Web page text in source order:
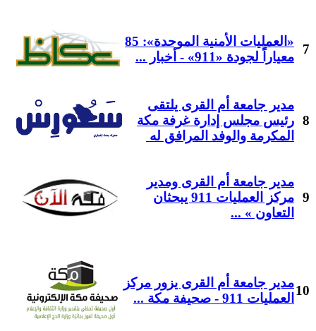
7
«العمليات الأمنية الموحدة»: 85
معياراً لجودة «911» - أخبار ...
8
مدير جامعة أم القرى يلتقى
رئيس مجلس إدارة غرفة مكة
المكرمة والوفد المرافق له
9
مدير جامعة أم القرى ومدير
مركز العمليات 911 يبحثان
التعاون » ...
10
مدير جامعة أم القرى يزور مركز
العمليات 911 - صحيفة مكة ...